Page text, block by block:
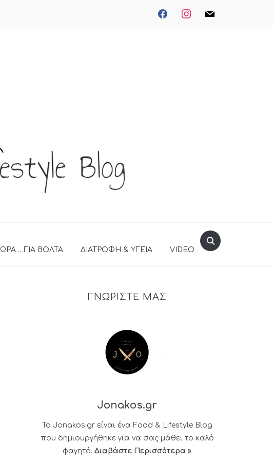
facebookinstagrammail
ΩΡΑ …ΓΙΑ ΒΟΛΤΑ ΔΙΑΤΡΟΦΗ & ΥΓΕΙΑ VIDEO
ΓΝΩΡΙΣΤΕ ΜΑΣ
Jonakos.gr
Το Jonakos.gr είναι ένα Food & Lifestyle Blog
που δημιουργήθηκε για να σας μάθει το καλό
φαγητό. Διαβάστε Περισσότερα »